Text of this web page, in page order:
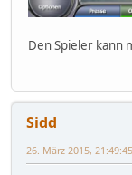
Den Spieler kann
Sidd
26. März 2015, 21:49:45